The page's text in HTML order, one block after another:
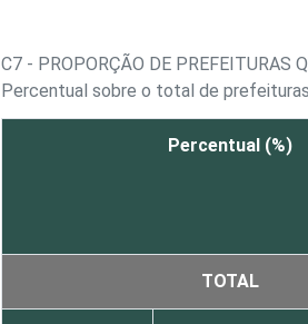
C7 - PROPORÇÃO DE PREFEITURAS
Percentual sobre o total de
Percentual (%)
TOTAL